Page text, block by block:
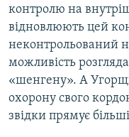
контролю на
відновлюють цей
неконтрольований
можливість
«шенгену». А
охорону свого
звідки прямує